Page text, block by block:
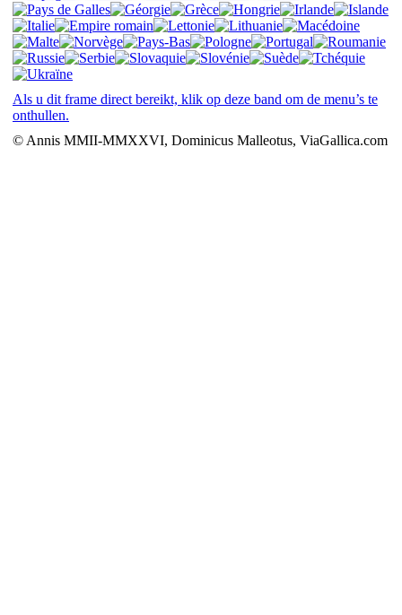
Als u dit frame direct bereikt, klik op deze band om de menu’s te
onthullen.
© Annis MMII-MMXXVI, Dominicus Malleotus, ViaGallica.com